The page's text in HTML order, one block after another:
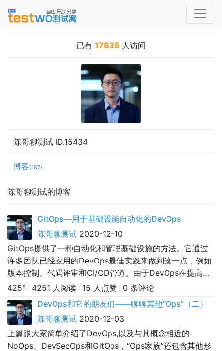
已有 17635 人访问
陈哥聊测试 ID.15434
博客(187)
陈哥聊测试的博客
GitOps—用于基础设施自动化的DevOps
陈哥聊测试 2020-12-10
GitOps提供了一种自动化和管理基础设施的方法。它通过
许多团队已经应用的DevOps最佳实践来做到这一点，例如
版本控制、代码评审和CI/CD管道。由于DevOps在提高生
产率和软件质量方面的巨大潜力，许多公司一直采用
DevOps。在这个过程中，我们已经找到了自动化软件开发
生命周期的方法。然而，在基础设施设置和部署方面，它仍
然主要是一个手动过程。使用GitOps，团队可以自动化基
础设施配置
425° / 4251 人阅读 / 15 人点赞 / 0 条评论
DevOps和它的朋友们——聊聊其他“Ops”（二）
陈哥聊测试 2020-12-03
上篇跟大家简单介绍了DevOps,以及与其概念相近的
NoOps、DevSecOps和GitOps，“Ops家族”还包含其他形